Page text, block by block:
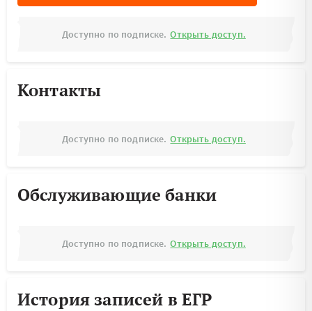
Доступно по подписке. Открыть доступ.
Контакты
Доступно по подписке. Открыть доступ.
Обслуживающие банки
Доступно по подписке. Открыть доступ.
История записей в ЕГР